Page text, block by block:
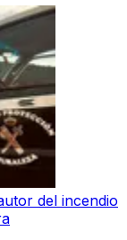
del incendio